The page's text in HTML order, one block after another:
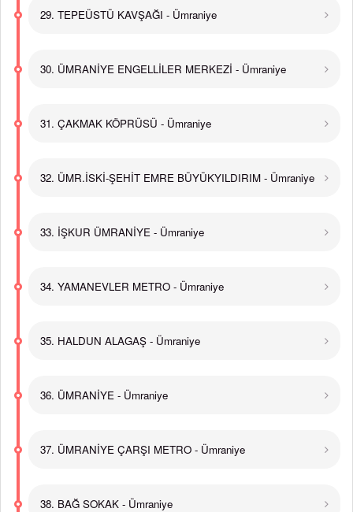
29. TEPEÜSTÜ KAVŞAĞI - Ümraniye
30. ÜMRANİYE ENGELLİLER MERKEZİ - Ümraniye
31. ÇAKMAK KÖPRÜSÜ - Ümraniye
32. ÜMR.İSKİ-ŞEHİT EMRE BÜYÜKYILDIRIM - Ümraniye
33. İŞKUR ÜMRANİYE - Ümraniye
34. YAMANEVLER METRO - Ümraniye
35. HALDUN ALAGAŞ - Ümraniye
36. ÜMRANİYE - Ümraniye
37. ÜMRANİYE ÇARŞI METRO - Ümraniye
38. BAĞ SOKAK - Ümraniye